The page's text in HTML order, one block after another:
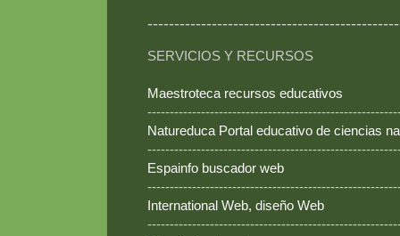
SERVICIOS Y RECURSOS
Maestroteca recursos educativos
Natureduca Portal educativo de ciencias
Espainfo buscador web
International Web, diseño Web